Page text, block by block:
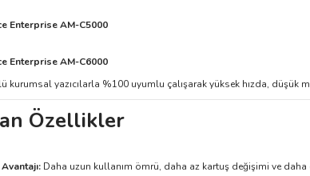
Enterprise AM-C5000
Enterprise AM-C6000
kurumsal yazıcılarla %100 uyumlu çalışarak yüksek hızda, düşük
Özellikler
Daha uzun kullanım ömrü, daha az kartuş değişimi ve daha